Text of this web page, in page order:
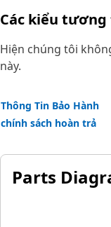
Các kiểu
Hiện chúng tôi
này.
Thông Tin Bảo Hành
chính sách hoàn trả
Parts